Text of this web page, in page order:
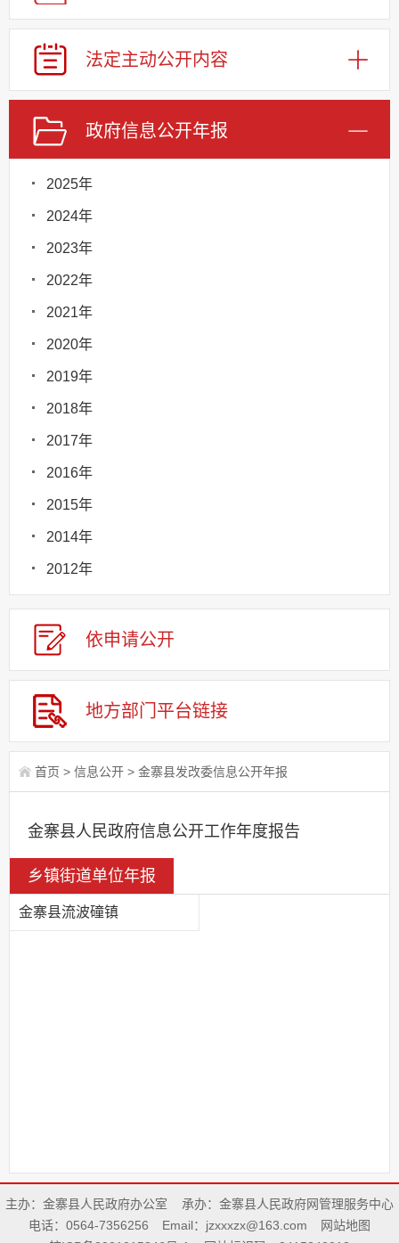
法定主动公开内容
政府信息公开年报
2025年
2024年
2023年
2022年
2021年
2020年
2019年
2018年
2017年
2016年
2015年
2014年
2012年
依申请公开
地方部门 平台链接
首页 > 信息公开 > 金寨县发改委信息公开年报
金寨县人民政府信息公开工作年度报告
乡镇街道单位年报
金寨县流波䃥镇
主办：金寨县人民政府办公室
承办：金寨县人民政府网管理服务中心
电话：0564-7356256
Email：jzxxxzx@163.com
网站地图